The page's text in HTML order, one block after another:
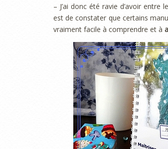
– J’ai donc été ravie d’avoir entre
est de constater que certains
vraiment facile à comprendre et à